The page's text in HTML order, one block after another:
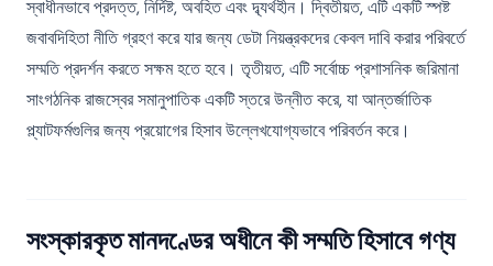
স্বাধীনভাবে প্রদত্ত, নির্দিষ্ট, অবহিত এবং দ্ব্যর্থহীন। দ্বিতীয়ত, এটি একটি স্পষ্ট
জবাবদিহিতা নীতি গ্রহণ করে যার জন্য ডেটা নিয়ন্ত্রকদের কেবল দাবি করার পরিবর্তে
সম্মতি প্রদর্শন করতে সক্ষম হতে হবে। তৃতীয়ত, এটি সর্বোচ্চ প্রশাসনিক জরিমানা
সাংগঠনিক রাজস্বের সমানুপাতিক একটি স্তরে উন্নীত করে, যা আন্তর্জাতিক
প্ল্যাটফর্মগুলির জন্য প্রয়োগের হিসাব উল্লেখযোগ্যভাবে পরিবর্তন করে।
সংস্কারকৃত মানদণ্ডের অধীনে কী সম্মতি হিসাবে গণ্য